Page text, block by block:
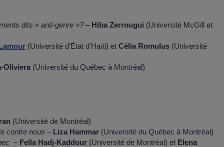
dits « anti-genre »? – Hiba Zerrougui (Université McGill et
(Université d’État d’Haïti) et Célia Romulus (Université
Oliviera (Université du Québec à Montréal)
(Université de Montréal)
contre nous – Liza Hammar (Université du Québec à Montréal)
– Fella Hadj-Kaddour (Université de Montréal) et Elena